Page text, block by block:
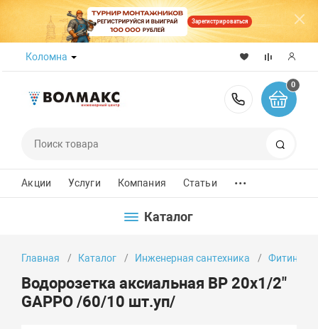
Зарегистрироваться
Коломна
8 (800)
0
Акции Услуги Компания Статьи ...
Каталог
Главная Каталог Инженерная сантехника Фитинги
Водорозетка аксиальная ВР 20х1/2"
GAPPO /60/10 шт.уп/